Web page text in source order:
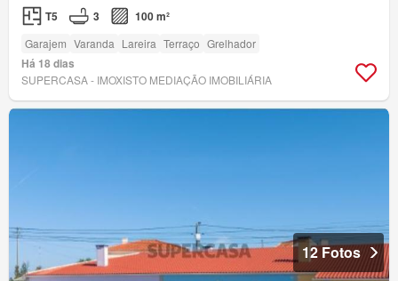
T5 3 100 m²
Garajem Varanda Lareira Terraço Grelhador
Há 18 dias
SUPERCASA - IMOXISTO MEDIAÇÃO IMOBILIÁRIA
12 Fotos